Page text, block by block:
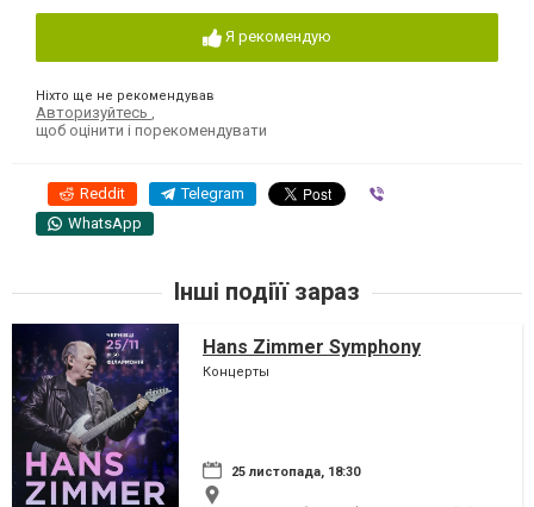
Я рекомендую
Ніхто ще не рекомендував
Авторизуйтесь
щоб оцінити і порекомендувати
Reddit Telegram
WhatsApp
Інші подіїї зараз
Hans Zimmer Symphony
Концерты
25 листопада, 18:30